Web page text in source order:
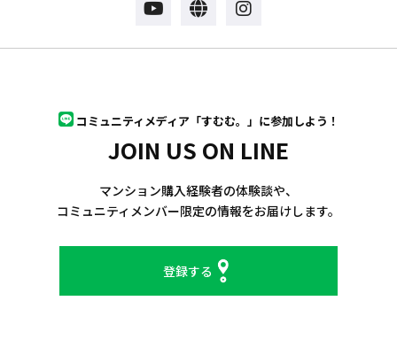
コミュニティメディア「すむむ。」に参加しよう！
JOIN US ON LINE
マンション購入経験者の体験談や、
コミュニティメンバー限定の情報をお届けします。
登録する .